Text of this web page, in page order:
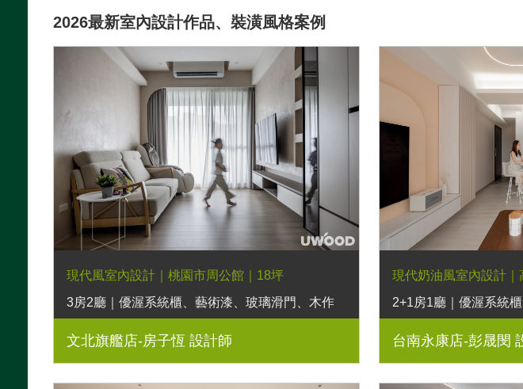
2026最新室內設計作品、裝潢風格案例
現代風室內設計｜桃園市周公館｜18坪
3房2廳｜優渥系統櫃、藝術漆、玻璃滑門、木作
造型壁龕
文北旗艦店-房子恆 設計師
現代奶油風室內設計
2+1房1廳｜優渥系統
板、造型壁板、六角
LED燈條
台南永康店-彭晟閔